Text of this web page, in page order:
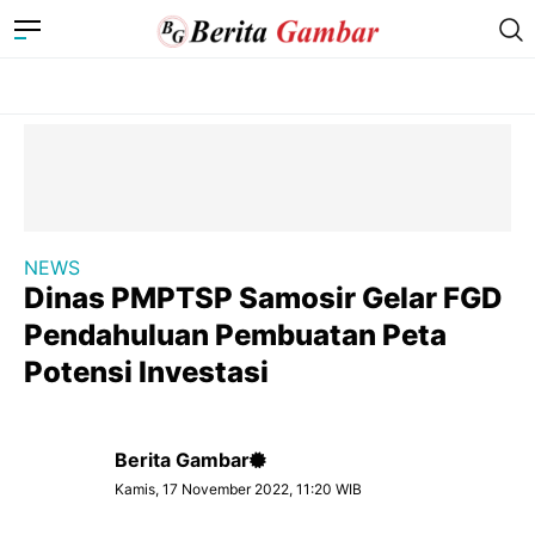
NEWS
Dinas PMPTSP Samosir Gelar FGD
Pendahuluan Pembuatan Peta
Potensi Investasi
Berita Gambar
Kamis, 17 November 2022, 11:20 WIB